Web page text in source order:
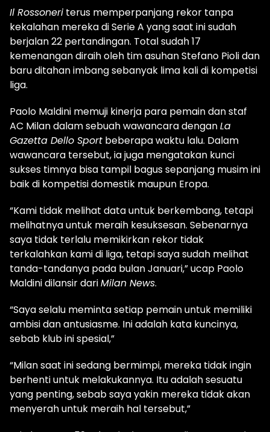
Il Rossoneri terus memperpanjang rekor tanpa
kekalahan mereka di Serie A yang saat ini sudah
berjalan 22 pertandingan. Total sudah 17
kemenangan diraih oleh tim asuhan Stefano Pioli dan
baru ditahan imbang sebanyak lima kali di kompetisi
liga.
Paolo Maldini memuji kinerja para pemain dan staf
AC Milan dalam sebuah wawancara denganLa
Gazetta Dello Sport beberapa waktu lalu. Dalam
wawancara tersebut, ia juga mengatakan kunci
sukses timnya bisa tampil bagus sepanjang musim ini
baik di kompetisi domestik maupun Eropa.
“Kami tidak melihat data untuk berkembang, tetapi
melihatnya untuk meraih kesuksesan. Sebenarnya
saya tidak terlalu memikirkan rekor tidak
terkalahkan kami di liga, tetapi saya sudah melihat
tanda-tandanya pada bulan Januari,” ucap Paolo
Maldini dilansir dariMilan News.
“Saya selalu meminta setiap pemain untuk memiliki
ambisi dan antusiasme. Ini adalah kata kuncinya,
sebab klub ini spesial,”
“Milan saat ini sedang bermimpi, mereka tidak ingin
berhenti untuk melakukannya. Itu adalah sesuatu
yang penting, sebab saya yakin mereka tidak akan
menyerah untuk meraih hal tersebut,”